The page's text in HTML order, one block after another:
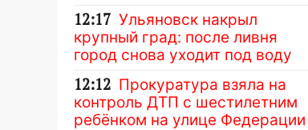
12:17 Ульяновск накрыл
крупный град: после ливня
город снова уходит под воду
12:12 Прокуратура взяла на
контроль ДТП с шестилетним
ребёнком на улице Федерации